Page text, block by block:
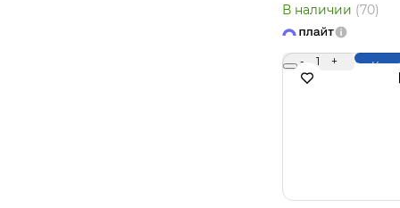
В наличии (70)
- 1 +